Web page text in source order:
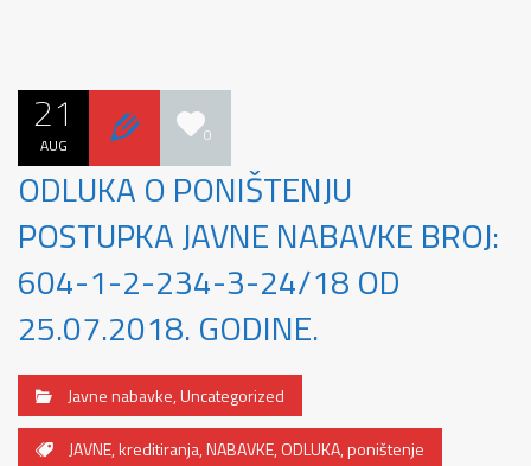
21
AUG 0
ODLUKA O PONIŠTENJU
POSTUPKA JAVNE NABAVKE BROJ:
604-1-2-234-3-24/18 OD
25.07.2018. GODINE.
Javne nabavke,Uncategorized
JAVNE,kreditiranja,NABAVKE,ODLUKA,poništenje